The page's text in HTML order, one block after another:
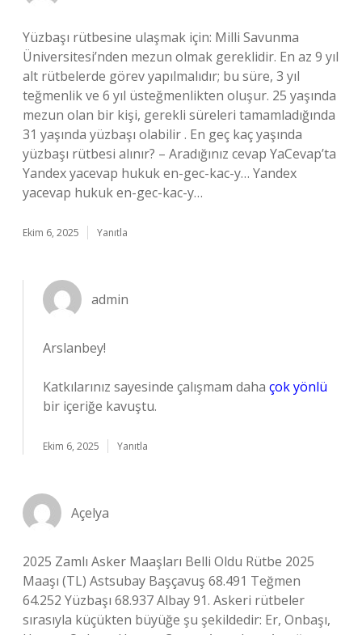
Yüzbaşı rütbesine ulaşmak için: Milli Savunma
Üniversitesi’nden mezun olmak gereklidir. En az 9 yıl
alt rütbelerde görev yapılmalıdır; bu süre, 3 yıl
teğmenlik ve 6 yıl üsteğmenlikten oluşur. 25 yaşında
mezun olan bir kişi, gerekli süreleri tamamladığında
31 yaşında yüzbaşı olabilir . En geç kaç yaşında
yüzbaşı rütbesi alınır? – Aradığınız cevap YaCevap’ta
Yandex yacevap hukuk en-gec-kac-y… Yandex
yacevap hukuk en-gec-kac-y…
Ekim 6, 2025 Yanıtla
admin
Arslanbey!
Katkılarınız sayesinde çalışmam daha çok yönlü
bir içeriğe kavuştu.
Ekim 6, 2025 Yanıtla
Açelya
2025 Zamlı Asker Maaşları Belli Oldu Rütbe 2025
Maaşı (TL) Astsubay Başçavuş 68.491 Teğmen
64.252 Yüzbaşı 68.937 Albay 91. Askeri rütbeler
sırasıyla küçükten büyüğe şu şekildedir: Er, Onbaşı,